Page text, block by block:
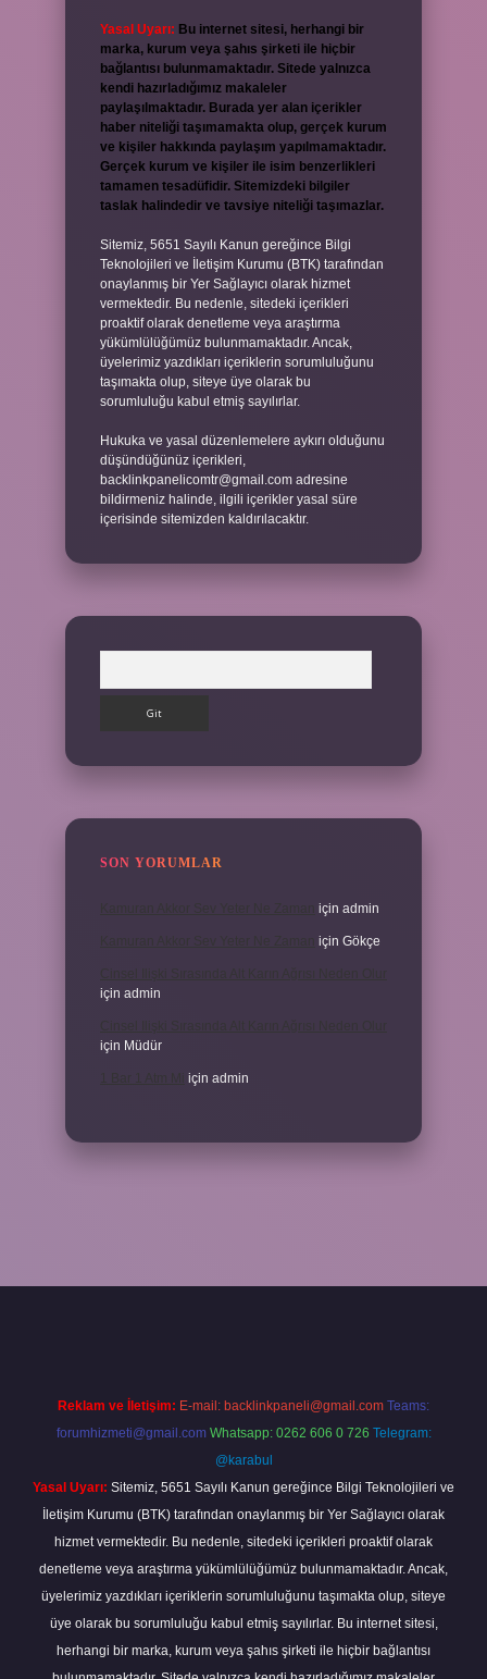
Yasal Uyarı: Bu internet sitesi, herhangi bir
marka, kurum veya şahıs şirketi ile hiçbir
bağlantısı bulunmamaktadır. Sitede yalnızca
kendi hazırladığımız makaleler
paylaşılmaktadır. Burada yer alan içerikler
haber niteliği taşımamakta olup, gerçek kurum
ve kişiler hakkında paylaşım yapılmamaktadır.
Gerçek kurum ve kişiler ile isim benzerlikleri
tamamen tesadüfidir. Sitemizdeki bilgiler
taslak halindedir ve tavsiye niteliği taşımazlar.
Sitemiz, 5651 Sayılı Kanun gereğince Bilgi
Teknolojileri ve İletişim Kurumu (BTK) tarafından
onaylanmış bir Yer Sağlayıcı olarak hizmet
vermektedir. Bu nedenle, sitedeki içerikleri
proaktif olarak denetleme veya araştırma
yükümlülüğümüz bulunmamaktadır. Ancak,
üyelerimiz yazdıkları içeriklerin sorumluluğunu
taşımakta olup, siteye üye olarak bu
sorumluluğu kabul etmiş sayılırlar.
Hukuka ve yasal düzenlemelere aykırı olduğunu
düşündüğünüz içerikleri,
backlinkpanelicomtr@gmail.com adresine
bildirmeniz halinde, ilgili içerikler yasal süre
içerisinde sitemizden kaldırılacaktır.
SON YORUMLAR
için admin
için Gökçe
için admin
Cinsel Ilişki Sırasında Alt Karın Ağrısı Neden Olur
için Müdür
için admin
Reklam ve İletişim: E-mail: backlinkpaneli@gmail.com Teams:
forumhizmeti@gmail.com Whatsapp: 0262 606 0 726 Telegram:
@karabul
Yasal Uyarı: Sitemiz, 5651 Sayılı Kanun gereğince Bilgi Teknolojileri ve
İletişim Kurumu (BTK) tarafından onaylanmış bir Yer Sağlayıcı olarak
hizmet vermektedir. Bu nedenle, sitedeki içerikleri proaktif olarak
denetleme veya araştırma yükümlülüğümüz bulunmamaktadır. Ancak,
üyelerimiz yazdıkları içeriklerin sorumluluğunu taşımakta olup, siteye
üye olarak bu sorumluluğu kabul etmiş sayılırlar. Bu internet sitesi,
herhangi bir marka, kurum veya şahıs şirketi ile hiçbir bağlantısı